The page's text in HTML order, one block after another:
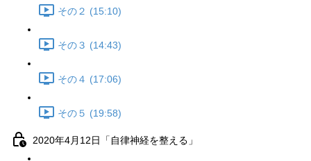
その２ (15:10)
その３ (14:43)
その４ (17:06)
その５ (19:58)
2020年4月12日「自律神経を整える」